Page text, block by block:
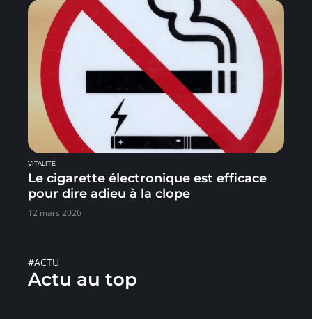
VITALITÉ
Le cigarette électronique est efficace
pour dire adieu à la clope
12 mars 2026
#ACTU
Actu au top